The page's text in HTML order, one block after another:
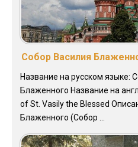
Собор Василия
Название на русском языке:
Блаженного Название на
of St. Vasily the Blessed
Блаженного (Собор ...